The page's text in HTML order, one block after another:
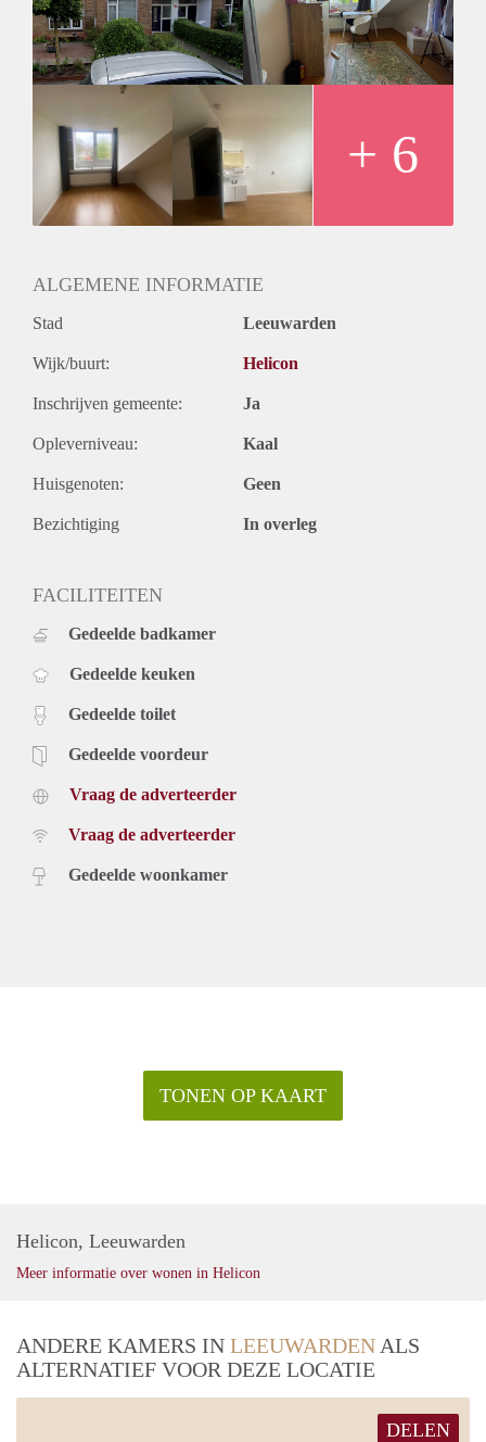
Huurprijs
De huurprijs bedraagt €395,- exclusief.
Vanwege het hoge aantal aanvragen kunnen we niet op
iedereen reageren. Wij nodigen doorgaans circa 5 kandidaten
uit voor een bezichtiging. We kunnen helaas niet iedereen
persoonlijk beantwoorden of uitnodigingen.
+ 6
ALGEMENE INFORMATIE
Stad Leeuwarden
Wijk/buurt: Helicon
Inschrijven gemeente: Ja
Opleverniveau: Kaal
Huisgenoten: Geen
Bezichtiging In overleg
FACILITEITEN
Gedeelde badkamer
Gedeelde keuken
Gedeelde toilet
Gedeelde voordeur
Vraag de adverteerder
Vraag de adverteerder
Gedeelde woonkamer
TONEN OP KAART
Helicon, Leeuwarden
Meer informatie over wonen in Helicon
ANDERE KAMERS IN LEEUWARDEN ALS
ALTERNATIEF VOOR DEZE LOCATIE
DELEN